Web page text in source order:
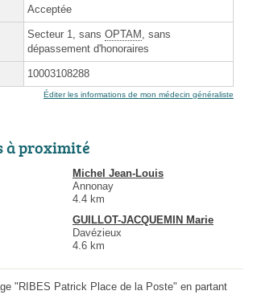
Acceptée
Secteur 1, sans OPTAM , sans
dépassement d'honoraires
10003108288
Éditer les informations de mon médecin généraliste
à proximité
Michel Jean-Louis
Annonay
4.4 km
GUILLOT-JACQUEMIN Marie
Davézieux
4.6 km
"RIBES Patrick Place de la Poste" en partant